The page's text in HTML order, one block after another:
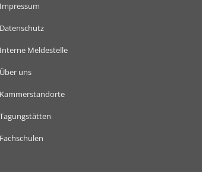
Impressum
Datenschutz
Interne Meldestelle
Über uns
Kammerstandorte
Tagungstätten
Fachschulen